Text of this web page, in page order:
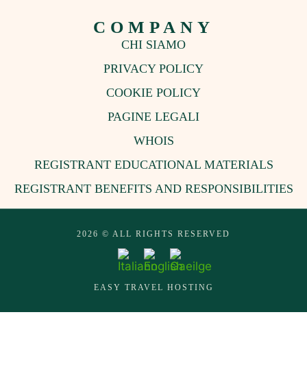
COMPANY
CHI SIAMO
PRIVACY POLICY
COOKIE POLICY
PAGINE LEGALI
WHOIS
REGISTRANT EDUCATIONAL MATERIALS
REGISTRANT BENEFITS AND RESPONSIBILITIES
2026 © ALL RIGHTS RESERVED
EASY TRAVEL HOSTING